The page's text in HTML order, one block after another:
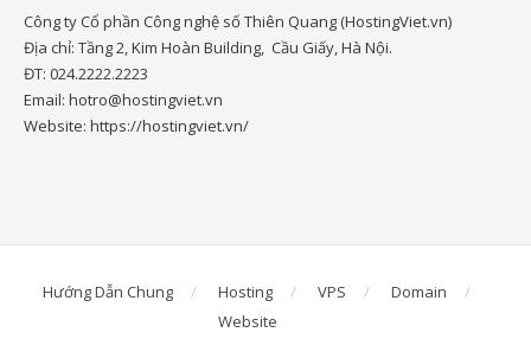
Công ty Cổ phần Công nghệ số Thiên Quang (HostingViet.vn)
Địa chỉ: Tầng 2, Kim Hoàn Building, Cầu Giấy, Hà Nội.
ĐT: 024.2222.2223
Email: hotro@hostingviet.vn
Website: https://hostingviet.vn/
Hướng Dẫn Chung Hosting VPS
Domain
Website